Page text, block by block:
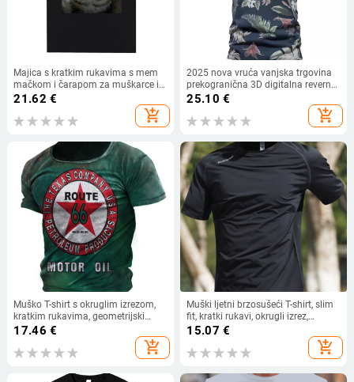
Majica s kratkim rukavima s mem
mačkom i čarapom za muškarce i
žene
21.62 €
add_shopping_cart
2025 nova vruća vanjska trgovina
prekogranična 3D digitalna reverna
majica kratkih rukava muška
ležerna polo majica veleprodaja
25.10 €
add_shopping_cart
Muško T-shirt s okruglim izrezom,
kratkim rukavima, geometrijski
print, lagana smjesa Milk Silk i
poliestera (91–95%), brzo suši,
prozračna, ispod 180 g, ljeto 2024
17.46 €
add_shopping_cart
Muški ljetni brzosušeći T-shirt, slim
fit, kratki rukavi, okrugli izrez,
poliester smjesa
15.07 €
add_shopping_cart